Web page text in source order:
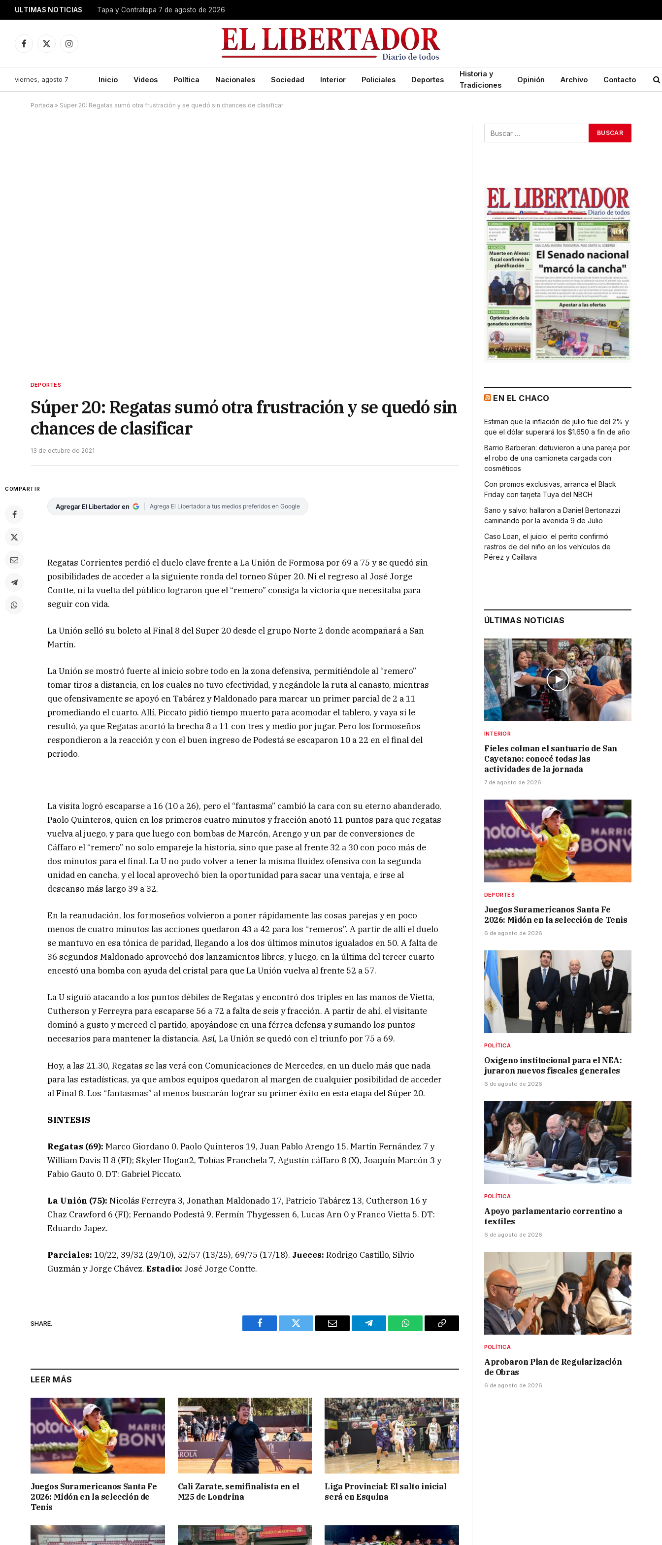
ULTIMAS NOTICIAS Tapa y Contratapa 7 de agosto de 2026
Facebook
X
Instagram
viernes, agosto 7 Inicio Videos Política Nacionales Sociedad Interior Policiales Deportes
Historia y
Tradiciones
Opinión Archivo Contacto
Portada » Súper 20: Regatas sumó otra frustración y se quedó sin chances de clasificar
DEPORTES
Súper 20: Regatas sumó otra frustración y se quedó sin
chances de clasificar
13 de octubre de 2021
COMPARTIR
Agregar El Libertador en Agrega El Libertador a tus medios preferidos en Google
Regatas Corrientes perdió el duelo clave frente a La Unión de Formosa por 69 a 75 y se quedó sin
posibilidades de acceder a la siguiente ronda del torneo Súper 20. Ni el regreso al José Jorge
Contte, ni la vuelta del público lograron que el “remero” consiga la victoria que necesitaba para
seguir con vida.
La Unión selló su boleto al Final 8 del Super 20 desde el grupo Norte 2 donde acompañará a San
Martín.
La Unión se mostró fuerte al inicio sobre todo en la zona defensiva, permitiéndole al “remero”
tomar tiros a distancia, en los cuales no tuvo efectividad, y negándole la ruta al canasto, mientras
que ofensivamente se apoyó en Tabárez y Maldonado para marcar un primer parcial de 2 a 11
promediando el cuarto. Allí, Piccato pidió tiempo muerto para acomodar el tablero, y vaya si le
resultó, ya que Regatas acortó la brecha 8 a 11 con tres y medio por jugar. Pero los formoseños
respondieron a la reacción y con el buen ingreso de Podestá se escaparon 10 a 22 en el final del
periodo.
La visita logró escaparse a 16 (10 a 26), pero el “fantasma” cambió la cara con su eterno abanderado,
Paolo Quinteros, quien en los primeros cuatro minutos y fracción anotó 11 puntos para que regatas
vuelva al juego, y para que luego con bombas de Marcón, Arengo y un par de conversiones de
Cáffaro el “remero” no solo empareje la historia, sino que pase al frente 32 a 30 con poco más de
dos minutos para el final. La U no pudo volver a tener la misma fluidez ofensiva con la segunda
unidad en cancha, y el local aprovechó bien la oportunidad para sacar una ventaja, e irse al
descanso más largo 39 a 32.
En la reanudación, los formoseños volvieron a poner rápidamente las cosas parejas y en poco
menos de cuatro minutos las acciones quedaron 43 a 42 para los “remeros”. A partir de allí el duelo
se mantuvo en esa tónica de paridad, llegando a los dos últimos minutos igualados en 50. A falta de
36 segundos Maldonado aprovechó dos lanzamientos libres, y luego, en la última del tercer cuarto
encestó una bomba con ayuda del cristal para que La Unión vuelva al frente 52 a 57.
La U siguió atacando a los puntos débiles de Regatas y encontró dos triples en las manos de Vietta,
Cutherson y Ferreyra para escaparse 56 a 72 a falta de seis y fracción. A partir de ahí, el visitante
dominó a gusto y merced el partido, apoyándose en una férrea defensa y sumando los puntos
necesarios para mantener la distancia. Así, La Unión se quedó con el triunfo por 75 a 69.
Hoy, a las 21.30, Regatas se las verá con Comunicaciones de Mercedes, en un duelo más que nada
para las estadísticas, ya que ambos equipos quedaron al margen de cualquier posibilidad de acceder
al Final 8. Los “fantasmas” al menos buscarán lograr su primer éxito en esta etapa del Súper 20.
SINTESIS
Regatas (69): Marco Giordano 0, Paolo Quinteros 19, Juan Pablo Arengo 15, Martín Fernández 7 y
William Davis II 8 (FI); Skyler Hogan2, Tobías Franchela 7, Agustín cáffaro 8 (X), Joaquín Marcón 3 y
Fabio Gauto 0. DT: Gabriel Piccato.
La Unión (75): Nicolás Ferreyra 3, Jonathan Maldonado 17, Patricio Tabárez 13, Cutherson 16 y
Chaz Crawford 6 (FI); Fernando Podestá 9, Fermín Thygessen 6, Lucas Arn 0 y Franco Vietta 5. DT:
Eduardo Japez.
Parciales: 10/22, 39/32 (29/10), 52/57 (13/25), 69/75 (17/18). Jueces:Rodrigo Castillo, Silvio
Guzmán y Jorge Chávez.Estadio: José Jorge Contte.
SHARE.
Facebook Twitter Email Telegram WhatsAppCopy
LEER MÁS
Juegos Suramericanos Santa Fe
2026: Midón en la selección de
Tenis
Cali Zarate, semifinalista en el
M25 de Londrina
Liga Provincial: El salto inicial
será en Esquina
EN EL CHACO
Estiman que la inflación de julio fue del 2% y
que el dólar superará los $1.650 a fin de año
Barrio Barberan: detuvieron a una pareja por
el robo de una camioneta cargada con
cosméticos
Con promos exclusivas, arranca el Black
Friday con tarjeta Tuya del NBCH
Sano y salvo: hallaron a Daniel Bertonazzi
caminando por la avenida 9 de Julio
Caso Loan, el juicio: el perito confirmó
rastros de del niño en los vehículos de
Pérez y Caillava
ÚLTIMAS NOTICIAS
INTERIOR
Fieles colman el santuario de San
Cayetano: conocé todas las
actividades de la jornada
7 de agosto de 2026
DEPORTES
Juegos Suramericanos Santa Fe
2026: Midón en la selección de Tenis
6 de agosto de 2026
POLÍTICA
Oxígeno institucional para el NEA:
juraron nuevos fiscales generales
6 de agosto de 2026
POLÍTICA
Apoyo parlamentario correntino a
textiles
6 de agosto de 2026
POLÍTICA
Aprobaron Plan de Regularización
de Obras
6 de agosto de 2026